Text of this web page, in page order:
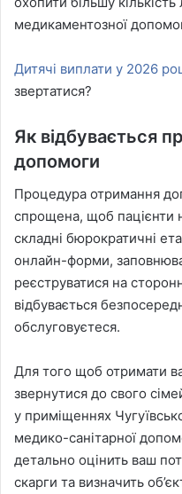
медикаментозної
Дитячі виплати у 2026
звертатися?
Як відбувається
допомоги
Процедура отримання
спрощена, щоб пацієнти
складні бюрократичні
онлайн-форми,
реєструватися на
відбувається
обслуговуєтеся.
Для того щоб отримати
звернутися до свого
у приміщеннях
медико-санітарної
детально оцінить ваш
скарги та визначить